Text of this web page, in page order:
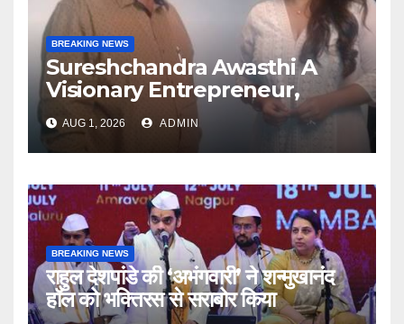
BREAKING NEWS
Sureshchandra Awasthi A
Visionary Entrepreneur,
Producer And Humanitarian
AUG 1, 2026 ADMIN
BREAKING NEWS
राहुल देशपांडे की ‘अभंगवारी’ ने शन्मुखानंद
हॉल को भक्तिरस से सराबोर किया